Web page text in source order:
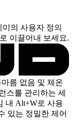
이의 사용자 정의
이끌어내 보세요.
름 없음 및 체온
스를 관리하는 세
내 Alt+W로 사용
있는 정밀한 제어